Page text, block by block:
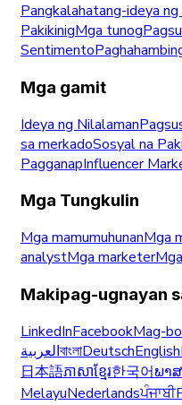
Pangkalahatang-ideya
PakikinigMga tunog
Sentimento
Mga gamit
Ideya ng Nilalaman
sa merkadoSosyal na
PagganapInfluencer
Mga Tungkulin
Mga mamumuhunanMga
analystMga marketer
Makipag-ugnayan
LinkedInFacebookMag-
العربيةবাংলাDeutschEnglish
日本語ភាសាខ្មែរ한국어ພາ
MelayuNederlandsਪੰਜਾਬੀ